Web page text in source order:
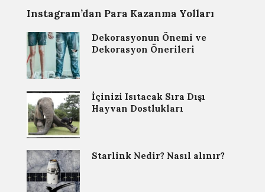
Instagram’dan Para Kazanma Yolları
Dekorasyonun Önemi ve
Dekorasyon Önerileri
İçinizi Isıtacak Sıra Dışı
Hayvan Dostlukları
Starlink Nedir? Nasıl alınır?